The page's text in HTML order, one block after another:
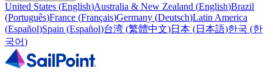
United States (English)Australia & New Zealand (English)Brazil
(Português)France (Français)Germany (Deutsch)Latin America
(Español)Spain (Español)台湾 (繁體中文)日本 (日本語)한국 (한
국어)